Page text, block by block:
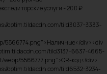
услуги - 200 ₽
optim.tildacdn.com/tild3037-3333-
5566774.png">Наличные</div><div
tild3137-6637-4665-
5566777.png">QR-код</div>
optim.tildacdn.com/tild6532-3234-